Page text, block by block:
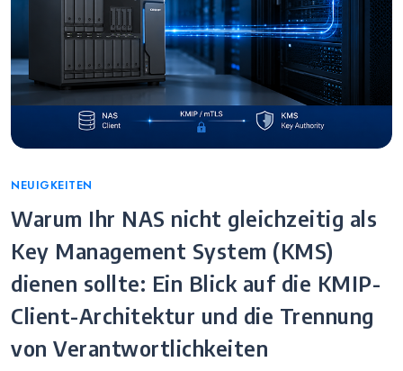
Categories
NEUIGKEITEN
Warum Ihr NAS nicht gleichzeitig als
Key Management System (KMS)
dienen sollte: Ein Blick auf die KMIP-
Client-Architektur und die Trennung
von Verantwortlichkeiten